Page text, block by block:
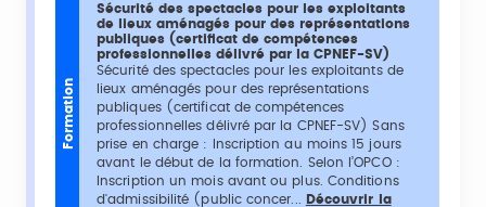
Formation
Sécurité des spectacles pour les exploitants
de lieux aménagés pour des représentations
publiques (certificat de compétences
professionnelles délivré par la CPNEF-SV)
Sécurité des spectacles pour les exploitants de
lieux aménagés pour des représentations
publiques (certificat de compétences
professionnelles délivré par la CPNEF-SV) Sans
prise en charge : Inscription au moins 15 jours
avant le début de la formation. Selon l’OPCO :
Inscription un mois avant ou plus. Conditions
d'admissibilité (public concer...
Découvrir la